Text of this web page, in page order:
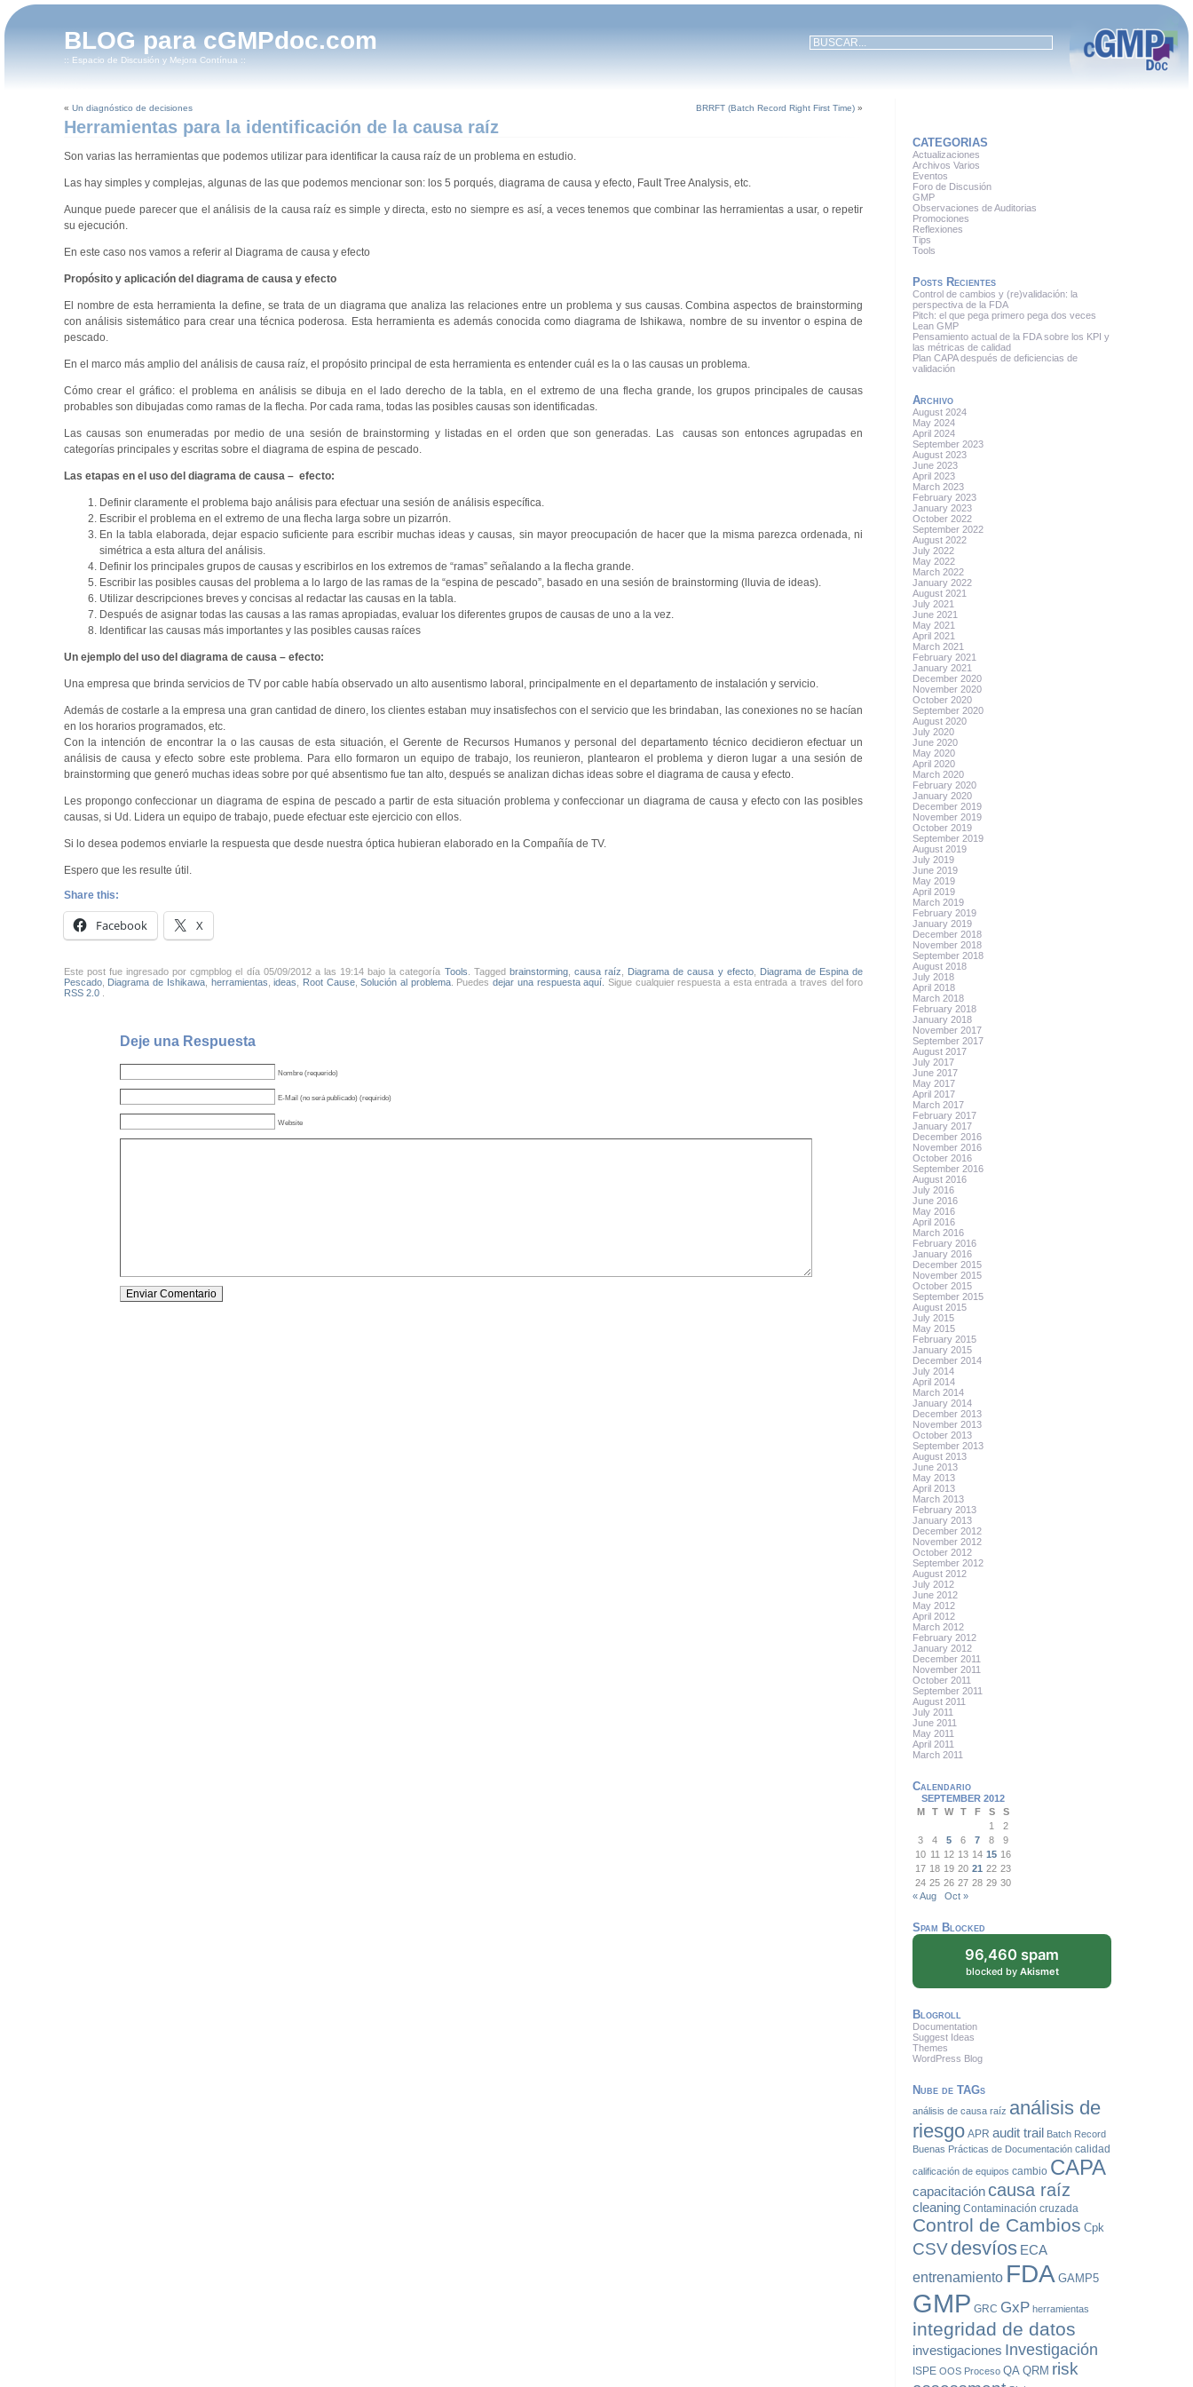
BLOG para cGMPdoc.com
:: Espacio de Discusión y Mejora Contínua ::
« Un diagnóstico de decisiones BRRFT (Batch Record Right First Time) »
Herramientas para la identificación de la causa raíz
Son varias las herramientas que podemos utilizar para identificar la causa raíz de un problema en estudio.
Las hay simples y complejas, algunas de las que podemos mencionar son: los 5 porqués, diagrama de causa y efecto, Fault Tree Analysis, etc.
Aunque puede parecer que el análisis de la causa raíz es simple y directa, esto no siempre es así, a veces tenemos que combinar las herramientas a usar, o repetir
su ejecución.
En este caso nos vamos a referir al Diagrama de causa y efecto
Propósito y aplicación del diagrama de causa y efecto
El nombre de esta herramienta la define, se trata de un diagrama que analiza las relaciones entre un problema y sus causas. Combina aspectos de brainstorming
con análisis sistemático para crear una técnica poderosa. Esta herramienta es además conocida como diagrama de Ishikawa, nombre de su inventor o espina de
pescado.
En el marco más amplio del análisis de causa raíz, el propósito principal de esta herramienta es entender cuál es la o las causas un problema.
Cómo crear el gráfico: el problema en análisis se dibuja en el lado derecho de la tabla, en el extremo de una flecha grande, los grupos principales de causas
probables son dibujadas como ramas de la flecha. Por cada rama, todas las posibles causas son identificadas.
Las causas son enumeradas por medio de una sesión de brainstorming y listadas en el orden que son generadas. Las causas son entonces agrupadas en
categorías principales y escritas sobre el diagrama de espina de pescado.
Las etapas en el uso del diagrama de causa – efecto:
Definir claramente el problema bajo análisis para efectuar una sesión de análisis específica.
Escribir el problema en el extremo de una flecha larga sobre un pizarrón.
En la tabla elaborada, dejar espacio suficiente para escribir muchas ideas y causas, sin mayor preocupación de hacer que la misma parezca ordenada, ni
simétrica a esta altura del análisis.
Definir los principales grupos de causas y escribirlos en los extremos de “ramas” señalando a la flecha grande.
Escribir las posibles causas del problema a lo largo de las ramas de la “espina de pescado”, basado en una sesión de brainstorming (lluvia de ideas).
Utilizar descripciones breves y concisas al redactar las causas en la tabla.
Después de asignar todas las causas a las ramas apropiadas, evaluar los diferentes grupos de causas de uno a la vez.
Identificar las causas más importantes y las posibles causas raíces
Un ejemplo del uso del diagrama de causa – efecto:
Una empresa que brinda servicios de TV por cable había observado un alto ausentismo laboral, principalmente en el departamento de instalación y servicio.
Además de costarle a la empresa una gran cantidad de dinero, los clientes estaban muy insatisfechos con el servicio que les brindaban, las conexiones no se hacían
en los horarios programados, etc.
Con la intención de encontrar la o las causas de esta situación, el Gerente de Recursos Humanos y personal del departamento técnico decidieron efectuar un
análisis de causa y efecto sobre este problema. Para ello formaron un equipo de trabajo, los reunieron, plantearon el problema y dieron lugar a una sesión de
brainstorming que generó muchas ideas sobre por qué absentismo fue tan alto, después se analizan dichas ideas sobre el diagrama de causa y efecto.
Les propongo confeccionar un diagrama de espina de pescado a partir de esta situación problema y confeccionar un diagrama de causa y efecto con las posibles
causas, si Ud. Lidera un equipo de trabajo, puede efectuar este ejercicio con ellos.
Si lo desea podemos enviarle la respuesta que desde nuestra óptica hubieran elaborado en la Compañía de TV.
Espero que les resulte útil.
Share this:
Facebook X
Este post fue ingresado por cgmpblog el día 05/09/2012 a las 19:14 bajo la categoría Tools . Tagged brainstorming, causa raíz Diagrama de causa y efecto,
Diagrama de Espina de
Pescado, Diagrama de Ishikawa, herramientas ,ideas Root Cause,Solución al problema. Puedesdejar una respuesta aquí. Sigue cualquier respuesta a esta entrada a traves del foro
RSS 2.0.
Deje una Respuesta
Nombre (requerido)
E-Mail (no será publicado) (requirido)
Website
CATEGORIAS
Actualizaciones
Archivos Varios
Eventos
Foro de Discusión
GMP
Observaciones de Auditorias
Promociones
Reflexiones
Tips
Tools
Posts Recientes
Control de cambios y (re)validación: la
perspectiva de la FDA
Pitch: el que pega primero pega dos veces
Lean GMP
Pensamiento actual de la FDA sobre los KPI y
las métricas de calidad
Plan CAPA después de deficiencias de
validación
Archivo
August 2024
May 2024
April 2024
September 2023
August 2023
June 2023
April 2023
March 2023
February 2023
January 2023
October 2022
September 2022
August 2022
July 2022
May 2022
March 2022
January 2022
August 2021
July 2021
June 2021
May 2021
April 2021
March 2021
February 2021
January 2021
December 2020
November 2020
October 2020
September 2020
August 2020
July 2020
June 2020
May 2020
April 2020
March 2020
February 2020
January 2020
December 2019
November 2019
October 2019
September 2019
August 2019
July 2019
June 2019
May 2019
April 2019
March 2019
February 2019
January 2019
December 2018
November 2018
September 2018
August 2018
July 2018
April 2018
March 2018
February 2018
January 2018
November 2017
September 2017
August 2017
July 2017
June 2017
May 2017
April 2017
March 2017
February 2017
January 2017
December 2016
November 2016
October 2016
September 2016
August 2016
July 2016
June 2016
May 2016
April 2016
March 2016
February 2016
January 2016
December 2015
November 2015
October 2015
September 2015
August 2015
July 2015
May 2015
February 2015
January 2015
December 2014
July 2014
April 2014
March 2014
January 2014
December 2013
November 2013
October 2013
September 2013
August 2013
June 2013
May 2013
April 2013
March 2013
February 2013
January 2013
December 2012
November 2012
October 2012
September 2012
August 2012
July 2012
June 2012
May 2012
April 2012
March 2012
February 2012
January 2012
December 2011
November 2011
October 2011
September 2011
August 2011
July 2011
June 2011
May 2011
April 2011
March 2011
Calendario
SEPTEMBER 2012
M
T W T F S
S
1
2
3
4 5 6 7 8
9
10 11 12 13 14 15 16
17 18 19 20 21 22 23
24 25 26 27 28 29 30
« Aug
Oct »
Spam Blocked
96,460 spam
blocked by Akismet
Blogroll
Documentation
Suggest Ideas
Themes
WordPress Blog
Nube de TAGs
análisis de causa raíz análisis de
riesgo APR audit trail Batch Record
Buenas Prácticas de Documentación calidad
calificación de equipos cambio CAPA
capacitacióncausa raíz
cleaning Contaminación cruzada
Control de Cambios Cpk
CSVdesvíos ECA
entrenamiento FDA GAMP5
GMP GRC GxP herramientas
integridad de datos
investigaciones Investigación
ISPE OOS Proceso QA QRM risk